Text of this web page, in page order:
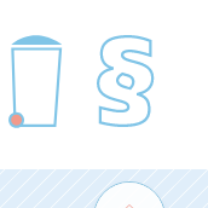
Zum